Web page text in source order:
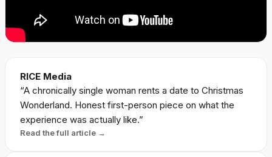
RICE Media
“A chronically single woman rents a date to Christmas
Wonderland. Honest first-person piece on what the
experience was actually like.”
Read the full article →